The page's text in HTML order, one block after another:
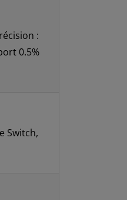
:
0.5%
Switch,